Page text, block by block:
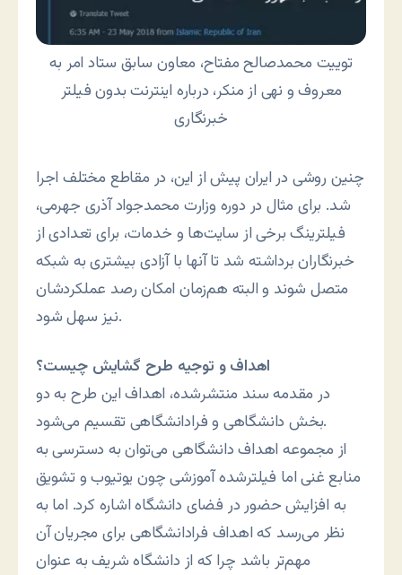
توییت محمدصالح مفتاح، معاون سابق ستاد امر به
معروف و نهی از منکر، درباره اینترنت بدون فیلتر
خبرنگاری
چنین روشی در ایران پیش از این، در مقاطع مختلف اجرا
شد. برای مثال در دوره وزارت محمدجواد آذری جهرمی،
فیلترینگ برخی از سایت‌ها و خدمات، برای تعدادی از
خبرنگاران برداشته شد تا آنها با آزادی بیشتری به شبکه
متصل شوند و البته هم‌زمان امکان رصد عملکردشان
نیز سهل شود.
اهداف و توجیه طرح گشایش چیست؟
در مقدمه سند منتشرشده، اهداف این طرح به دو
بخش دانشگاهی و فرادانشگاهی تقسیم می‌شود.
از مجموعه اهداف دانشگاهی می‌توان به دسترسی به
منابع غنی اما فیلترشده آموزشی چون یوتیوب و تشویق
به افزایش حضور در فضای دانشگاه اشاره کرد. اما به
نظر می‌رسد که اهداف فرادانشگاهی برای مجریان آن
مهم‌تر باشد چرا که از دانشگاه شریف به عنوان